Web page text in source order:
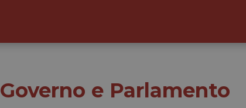
Governo e Parlamento